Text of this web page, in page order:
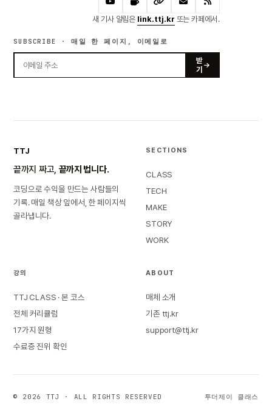
새 기사 알림은 link.ttj.kr 또는 카페에서.
SUBSCRIBE · 매일 한 페이지, 이메일로
받
기
TTJ
끝까지 짜고, 끝까지 법니다.
코딩으로 수익을 만드는 사람들의
기록. 매일 책상 앞에서, 한 페이지씩
골라냅니다.
SECTIONS
CLASS
TECH
MAKE
STORY
WORK
강의
TTJ CLASS · 본 코스
전체 커리큘럼
17가지 원형
수료증 진위 확인
ABOUT
매체 소개
기존 ttj.kr
support@ttj.kr
© 2026 TTJ · ALL RIGHTS RESERVED 투더제이 클래스